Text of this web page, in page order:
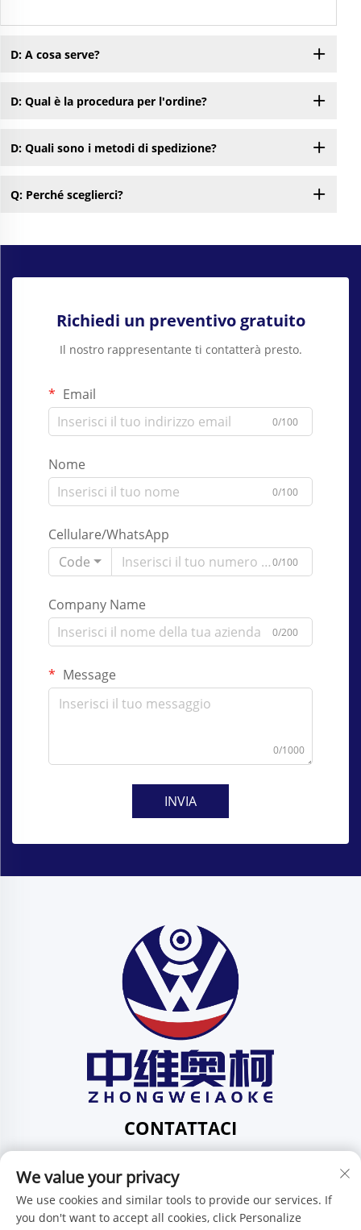
D: A cosa serve?
D: Qual è la procedura per l'ordine?
D: Quali sono i metodi di spedizione?
Q: Perché sceglierci?
Richiedi un preventivo gratuito
Il nostro rappresentante ti contatterà presto.
Email
0/100
Nome
0/100
Cellulare/WhatsApp
Code
0/100
Company Name
0/200
Message
0/1000
INVIA
CONTATTACI
Circoscrizione Pingdi, Shenzhen, Guangdong, Cina
Tel:+86-15986647296
E-mail: [email protected]
We value your privacy
We use cookies and similar tools to provide our services. If
you don't want to accept all cookies, click Personalize